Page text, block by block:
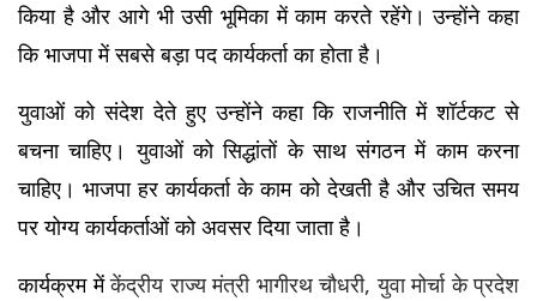
किया है और आगे भी उसी भूमिका में काम करते रहेंगे। उन्होंने कहा
कि भाजपा में सबसे बड़ा पद कार्यकर्ता का होता है।
युवाओं को संदेश देते हुए उन्होंने कहा कि राजनीति में शॉर्टकट से
बचना चाहिए। युवाओं को सिद्धांतों के साथ संगठन में काम करना
चाहिए। भाजपा हर कार्यकर्ता के काम को देखती है और उचित समय
पर योग्य कार्यकर्ताओं को अवसर दिया जाता है।
कार्यक्रम में केंद्रीय राज्य मंत्री भागीरथ चौधरी, युवा मोर्चा के प्रदेश